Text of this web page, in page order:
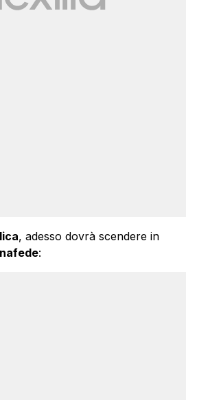
, adesso dovrà scendere in
: